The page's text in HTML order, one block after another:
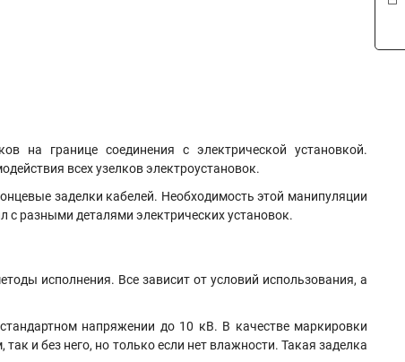
на границе соединения с электрической установкой.
всех узелков электроустановок.
заделки кабелей. Необходимость этой манипуляции
с разными деталями электрических установок.
исполнения. Все зависит от условий использования, а
напряжении до 10 кВ. В качестве маркировки
и без него, но только если нет влажности. Такая заделка